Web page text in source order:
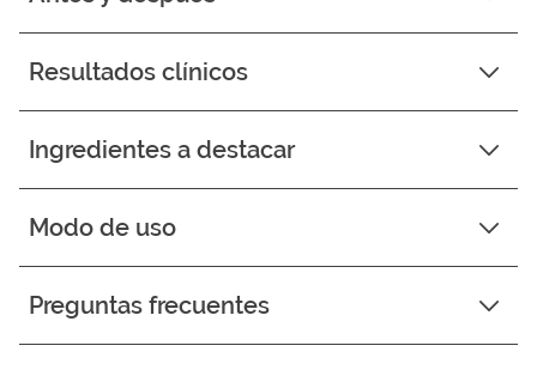
Resultados clínicos
Ingredientes a destacar
Modo de uso
Preguntas frecuentes